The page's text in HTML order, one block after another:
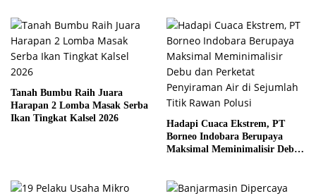
Tanah Bumbu Raih Juara
Harapan 2 Lomba Masak Serba
Ikan Tingkat Kalsel 2026
Hadapi Cuaca Ekstrem, PT
Borneo Indobara Berupaya
Maksimal Meminimalisir Debu